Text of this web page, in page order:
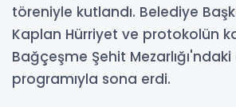
töreniyle kutlandı. Belediye
Kaplan Hürriyet ve protokolün
Bağçeşme Şehit
programıyla sona erdi.